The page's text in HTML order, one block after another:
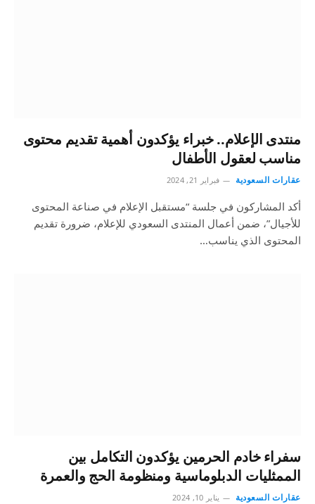
منتدى الإعلام.. خبراء يؤكدون أهمية تقديم محتوى
مناسب لعقول الأطفال
عقارات السعودية فبراير 21, 2024
أكد المشاركون في جلسة “مستقبل الإعلام في صناعة المحتوى
للأجيال”، ضمن أعمال المنتدى السعودي للإعلام، ضرورة تقديم
المحتوى الذي يناسب…
سفراء خادم الحرمين يؤكدون التكامل بين
الممثليات الدبلوماسية ومنظومة الحج والعمرة
عقارات السعودية يناير 10, 2024